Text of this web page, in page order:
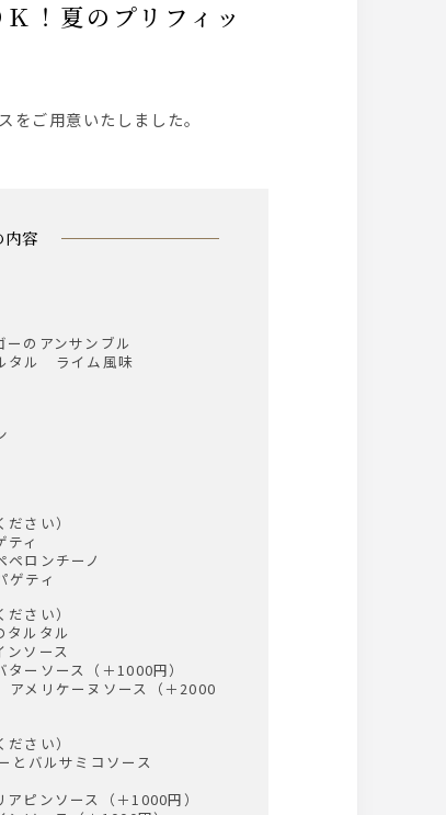
ご用意いたしました。
内容
ーのアンサンブル
タル ライム風味
さい）
ティ
ペロンチーノ
ゲティ
さい）
ルタル
ソース
ーソース（＋1000円）
メリケーヌソース（＋2000
さい）
とバルサミコソース
ピンソース（＋1000円）